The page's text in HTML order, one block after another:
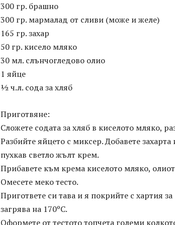
300 гр. брашно
300 гр. мармалад от сливи (може и желе)
165 гр. захар
50 гр. кисело мляко
30 мл. слънчогледово олио
1 яйце
½ ч.л. сода за хляб
Приготвяне:
Сложете содата за хляб в киселото мляко,
Разбийте яйцето с миксер. Добавете
пухкав светло жълт крем.
Прибавете към крема киселото мляко,
Омесете меко тесто.
Пригответе си тава и я покрийте с хартия
загрява на 170ºС.
Оформете от тестото топчета големи